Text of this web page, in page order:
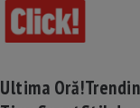
Ultima Oră!